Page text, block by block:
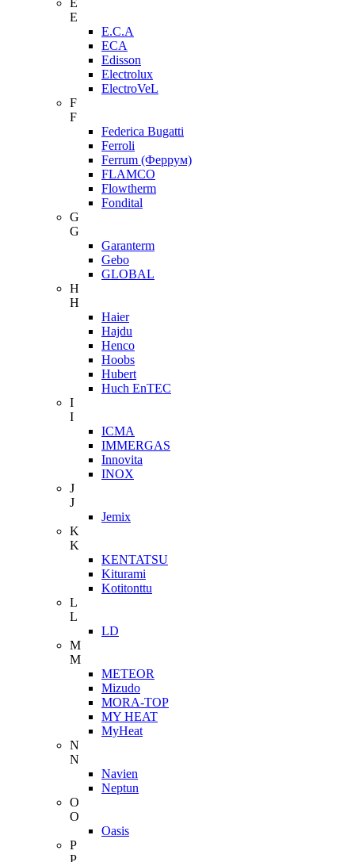
E
E
E.C.A
ECA
Edisson
Electrolux
ElectroVeL
F
F
Federica Bugatti
Ferroli
Ferrum (Феррум)
FLAMCO
Flowtherm
Fondital
G
G
Garanterm
Gebo
GLOBAL
H
H
Haier
Hajdu
Henco
Hoobs
Hubert
Huch EnTEC
I
I
ICMA
IMMERGAS
Innovita
INOX
J
J
Jemix
K
K
KENTATSU
Kiturami
Kotitonttu
L
L
LD
M
M
METEOR
Mizudo
MORA-TOP
MY HEAT
MyHeat
N
N
Navien
Neptun
O
O
Oasis
P
P